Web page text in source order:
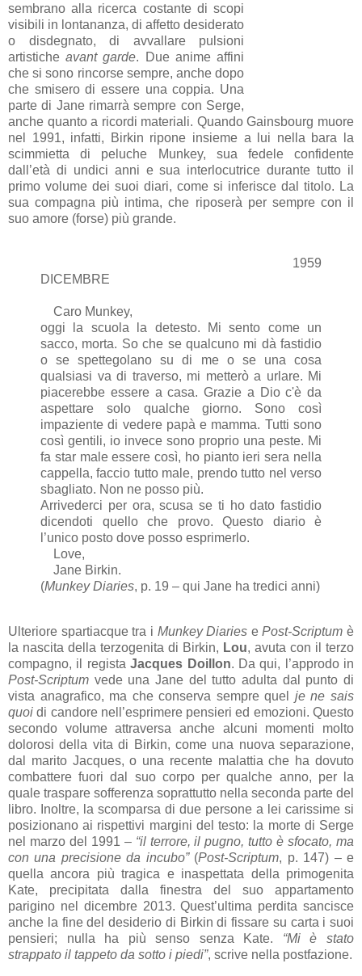
sembrano alla ricerca costante di scopi
visibili in lontananza, di affetto desiderato
o disdegnato, di avvallare pulsioni
artisticheavant garde. Due anime affini
che si sono rincorse sempre, anche dopo
che smisero di essere una coppia. Una
parte di Jane rimarrà sempre con Serge,
anche quanto a ricordi materiali. Quando Gainsbourg muore
nel 1991, infatti, Birkin ripone insieme a lui nella bara la
scimmietta di peluche Munkey, sua fedele confidente
dall’età di undici anni e sua interlocutrice durante tutto il
primo volume dei suoi diari, come si inferisce dal titolo. La
sua compagna più intima, che riposerà per sempre con il
suo amore (forse) più grande.
1959
DICEMBRE
Caro Munkey,
oggi la scuola la detesto. Mi sento come un
sacco, morta. So che se qualcuno mi dà fastidio
o se spettegolano su di me o se una cosa
qualsiasi va di traverso, mi metterò a urlare. Mi
piacerebbe essere a casa. Grazie a Dio c'è da
aspettare solo qualche giorno. Sono così
impaziente di vedere papà e mamma. Tutti sono
così gentili, io invece sono proprio una peste. Mi
fa star male essere così, ho pianto ieri sera nella
cappella, faccio tutto male, prendo tutto nel verso
sbagliato. Non ne posso più.
Arrivederci per ora, scusa se ti ho dato fastidio
dicendoti quello che provo. Questo diario è
l’unico posto dove posso esprimerlo.
Love,
Jane Birkin.
(Munkey Diaries, p. 19 – qui Jane ha tredici anni)
Ulteriore spartiacque tra i Munkey Diaries ePost-Scriptum è
la nascita della terzogenita di Birkin, Lou, avuta con il terzo
compagno, il registaJacques Doillon. Da qui, l’approdo in
Post-Scriptum vede una Jane del tutto adulta dal punto di
vista anagrafico, ma che conserva sempre quel je ne sais
quoidi candore nell’esprimere pensieri ed emozioni. Questo
secondo volume attraversa anche alcuni momenti molto
dolorosi della vita di Birkin, come una nuova separazione,
dal marito Jacques, o una recente malattia che ha dovuto
combattere fuori dal suo corpo per qualche anno, per la
quale traspare sofferenza soprattutto nella seconda parte del
libro. Inoltre, la scomparsa di due persone a lei carissime si
posizionano ai rispettivi margini del testo: la morte di Serge
nel marzo del 1991 – “il terrore, il pugno, tutto è sfocato, ma
con una precisione da incubo”(Post-Scriptum, p. 147) – e
quella ancora più tragica e inaspettata della primogenita
Kate, precipitata dalla finestra del suo appartamento
parigino nel dicembre 2013. Quest’ultima perdita sancisce
anche la fine del desiderio di Birkin di fissare su carta i suoi
pensieri; nulla ha più senso senza Kate. “Mi è stato
strappato il tappeto da sotto i piedi”, scrive nella postfazione.